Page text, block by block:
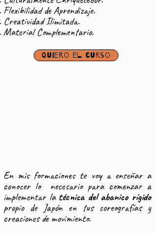
Flexibilidad de Aprendizaje.
Creatividad Ilimitada.
Material Complementario.
quiero el curso
En mis formaciones te voy a enseñar a
conocer lo necesario para comenzar a
implementar la técnica del abanico rígido
propio de Japón en tus coreografías y
creaciones de movimiento.